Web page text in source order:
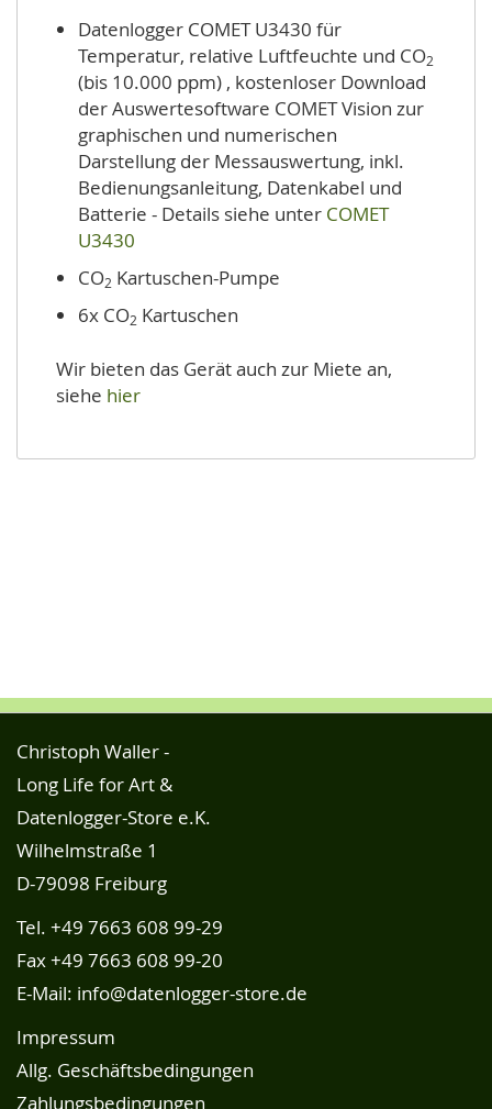
Datenlogger COMET U3430 für
Temperatur, relative Luftfeuchte und CO2
(bis 10.000 ppm) , kostenloser Download
der Auswertesoftware COMET Vision zur
graphischen und numerischen
Darstellung der Messauswertung, inkl.
Bedienungsanleitung, Datenkabel und
Batterie - Details siehe unter COMET
U3430
CO2 Kartuschen-Pumpe
6x CO2 Kartuschen
Wir bieten das Gerät auch zur Miete an,
siehe hier
Christoph Waller -
Long Life for Art &
Datenlogger-Store e.K.
Wilhelmstraße 1
D-79098 Freiburg
Tel. +49 7663 608 99-29
Fax +49 7663 608 99-20
E-Mail: info@datenlogger-store.de
Impressum
Allg. Geschäftsbedingungen
Zahlungsbedingungen